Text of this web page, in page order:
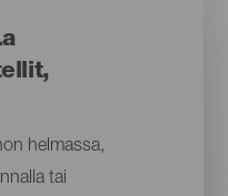
helmassa,
tai